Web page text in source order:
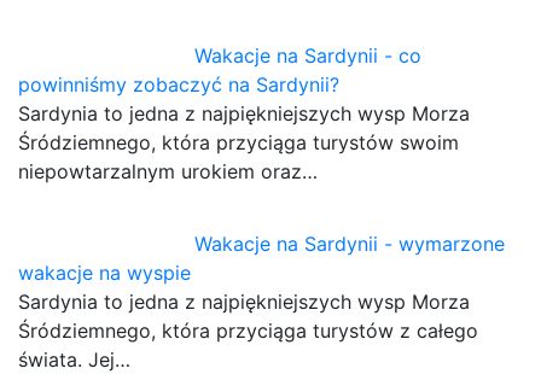
Wakacje na Sardynii - co
powinniśmy zobaczyć na Sardynii?
Sardynia to jedna z najpiękniejszych wysp Morza
Śródziemnego, która przyciąga turystów swoim
niepowtarzalnym urokiem oraz…
Wakacje na Sardynii - wymarzone
wakacje na wyspie
Sardynia to jedna z najpiękniejszych wysp Morza
Śródziemnego, która przyciąga turystów z całego
świata. Jej…